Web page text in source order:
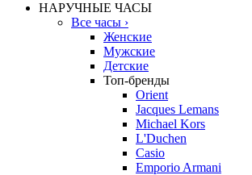
НАРУЧНЫЕ ЧАСЫ
Все часы ›
Женские
Мужские
Детские
Топ-бренды
Orient
Jacques Lemans
Michael Kors
L'Duchen
Casio
Emporio Armani